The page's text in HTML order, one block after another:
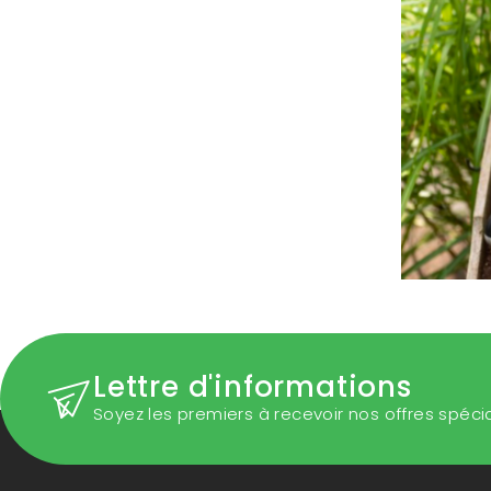
Lettre d'informations
Soyez les premiers à recevoir nos offres